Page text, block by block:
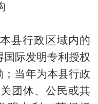
县行政区域内的
际发明专利授权
当年为本县行政
团体、公民或其